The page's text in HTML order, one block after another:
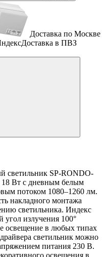
Доставка по Москве
в ПВЗ
светильник SP-RONDO-
Вт с дневным белым
потоком 1080–1260 лм.
накладного монтажа
светильника. Индекс
излучения 100°
освещение в любых типах
светильник можно
питания 230 В.
освещения в